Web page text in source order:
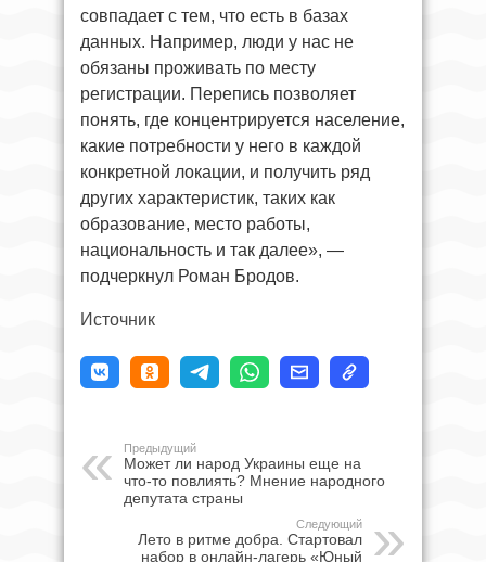
совпадает с тем, что есть в базах
данных. Например, люди у нас не
обязаны проживать по месту
регистрации. Перепись позволяет
понять, где концентрируется население,
какие потребности у него в каждой
конкретной локации, и получить ряд
других характеристик, таких как
образование, место работы,
национальность и так далее», —
подчеркнул Роман Бродов.
Источник
Предыдущий
Может ли народ Украины еще на
что-то повлиять? Мнение народного
депутата страны
Следующий
Лето в ритме добра. Стартовал
набор в онлайн-лагерь «Юный